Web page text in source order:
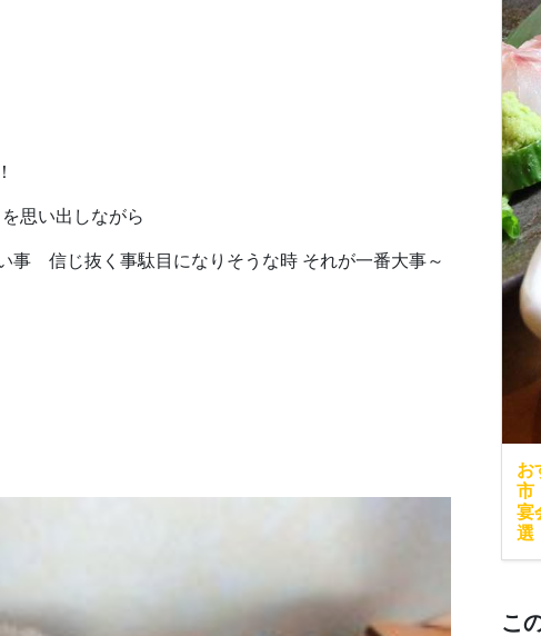
思い出しながら
信じ抜く事駄目になりそうな時 それが一番大事～
お
市
宴
選
こ